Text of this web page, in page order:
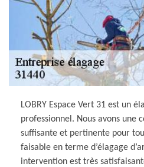
LOBRY Espace Vert 31 est un
professionnel. Nous avons une
suffisante et pertinente pour
faisable en terme d’élagage
intervention est très